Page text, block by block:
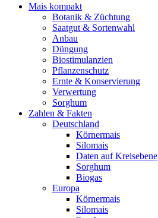
Mais kompakt
Botanik & Züchtung
Saatgut & Sortenwahl
Anbau
Düngung
Biostimulanzien
Pflanzenschutz
Ernte & Konservierung
Verwertung
Sorghum
Zahlen & Fakten
Deutschland
Körnermais
Silomais
Daten auf Kreisebene
Sorghum
Biogas
Europa
Körnermais
Silomais